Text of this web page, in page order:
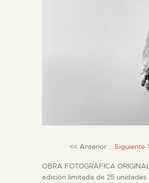
PREPARAR LA
EL MUSEO
<< Anterior :: Siguiente
OBRA FOTOGRÁFICA
edición limitada de 25 unidades